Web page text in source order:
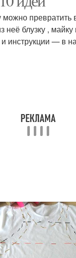
превратить
неё блузку ,
инструкции — в